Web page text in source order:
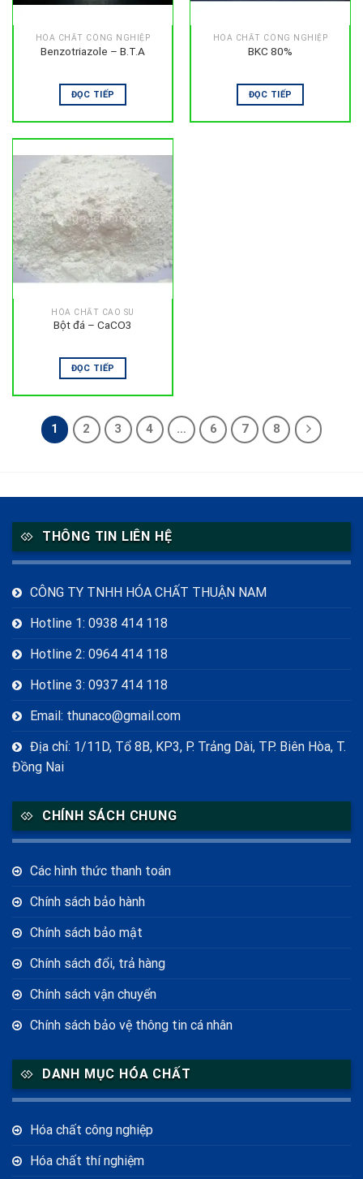
HÓA CHẤT CÔNG NGHIỆP
Benzotriazole – B.T.A
ĐỌC TIẾP
HÓA CHẤT CÔNG NGHIỆP
BKC 80%
ĐỌC TIẾP
HÓA CHẤT CAO SU
Bột đá – CaCO3
ĐỌC TIẾP
1 2 3 4 … 6 7 8
THÔNG TIN LIÊN HỆ
CÔNG TY TNHH HÓA CHẤT THUẬN NAM
Hotline 1: 0938 414 118
Hotline 2: 0964 414 118
Hotline 3: 0937 414 118
Email: thunaco@gmail.com
Địa chỉ: 1/11D, Tổ 8B, KP3, P. Trảng Dài, TP. Biên Hòa, T.
Đồng Nai
CHÍNH SÁCH CHUNG
Các hình thức thanh toán
Chính sách bảo hành
Chính sách bảo mật
Chính sách đổi, trả hàng
Chính sách vận chuyển
Chính sách bảo vệ thông tin cá nhân
DANH MỤC HÓA CHẤT
Hóa chất công nghiệp
Hóa chất thí nghiệm